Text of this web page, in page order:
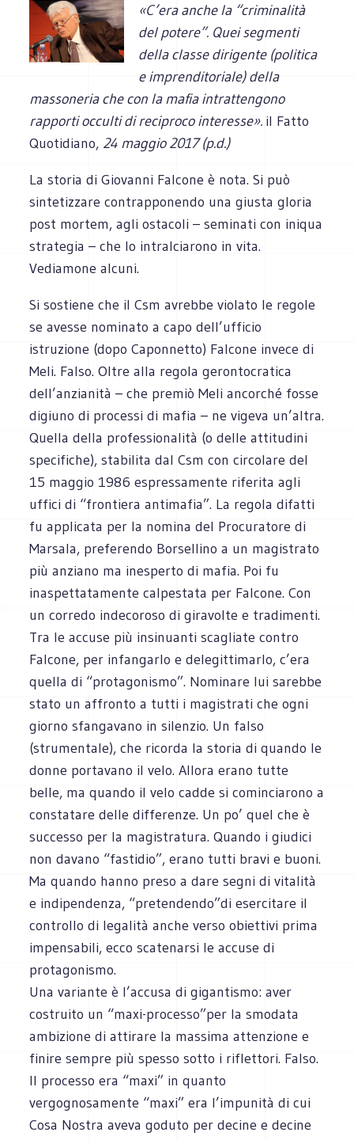
«C’era anche la “criminalità
del potere”. Quei segmenti
della classe dirigente (politica
e imprenditoriale) della
massoneria che con la mafia intrattengono
rapporti occulti di reciproco interesse». il Fatto
Quotidiano, 24 maggio 2017 (p.d.)
La storia di Giovanni Falcone è nota. Si può
sintetizzare contrapponendo una giusta gloria
post mortem, agli ostacoli – seminati con iniqua
strategia – che lo intralciarono in vita.
Vediamone alcuni.
Si sostiene che il Csm avrebbe violato le regole
se avesse nominato a capo dell’ufficio
istruzione (dopo Caponnetto) Falcone invece di
Meli. Falso. Oltre alla regola gerontocratica
dell’anzianità – che premiò Meli ancorché fosse
digiuno di processi di mafia – ne vigeva un’altra.
Quella della professionalità (o delle attitudini
specifiche), stabilita dal Csm con circolare del
15 maggio 1986 espressamente riferita agli
uffici di “frontiera antimafia”. La regola difatti
fu applicata per la nomina del Procuratore di
Marsala, preferendo Borsellino a un magistrato
più anziano ma inesperto di mafia. Poi fu
inaspettatamente calpestata per Falcone. Con
un corredo indecoroso di giravolte e tradimenti.
Tra le accuse più insinuanti scagliate contro
Falcone, per infangarlo e delegittimarlo, c’era
quella di “protagonismo”. Nominare lui sarebbe
stato un affronto a tutti i magistrati che ogni
giorno sfangavano in silenzio. Un falso
(strumentale), che ricorda la storia di quando le
donne portavano il velo. Allora erano tutte
belle, ma quando il velo cadde si cominciarono a
constatare delle differenze. Un po’ quel che è
successo per la magistratura. Quando i giudici
non davano “fastidio”, erano tutti bravi e buoni.
Ma quando hanno preso a dare segni di vitalità
e indipendenza, “pretendendo”di esercitare il
controllo di legalità anche verso obiettivi prima
impensabili, ecco scatenarsi le accuse di
protagonismo.
Una variante è l’accusa di gigantismo: aver
costruito un “maxi-processo”per la smodata
ambizione di attirare la massima attenzione e
finire sempre più spesso sotto i riflettori. Falso.
Il processo era “maxi” in quanto
vergognosamente “maxi” era l’impunità di cui
Cosa Nostra aveva goduto per decine e decine